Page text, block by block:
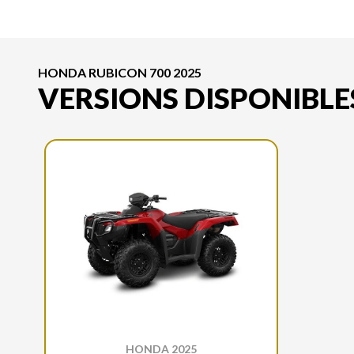
HONDA RUBICON 700 2025
VERSIONS
HONDA 2025